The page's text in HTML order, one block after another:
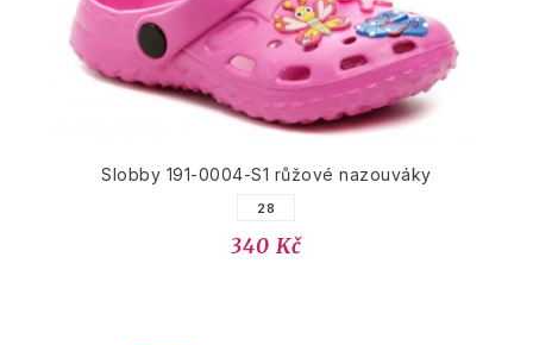
Slobby 191-0004-S1 růžové nazouváky
28
340 Kč